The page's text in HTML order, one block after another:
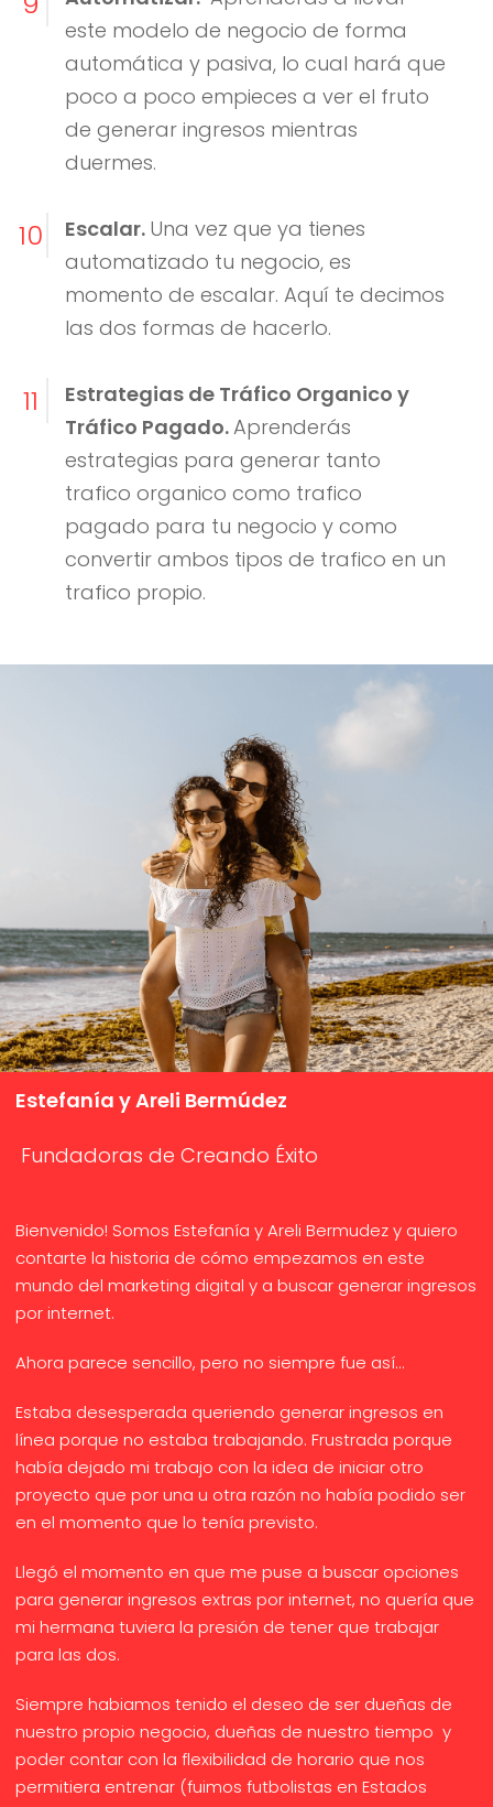
este modelo de negocio de forma
automática y pasiva, lo cual hará que
poco a poco empieces a ver el fruto
de generar ingresos mientras
duermes.
10 Escalar. Una vez que ya tienes
automatizado tu negocio, es
momento de escalar. Aquí te decimos
las dos formas de hacerlo.
11
Estrategias de Tráfico Organico y
Tráfico Pagado.Aprenderás
estrategias para generar tanto
trafico organico como trafico
pagado para tu negocio y como
convertir ambos tipos de trafico en un
trafico propio.
Estefanía y Areli Bermúdez
Fundadoras de Creando Éxito
Bienvenido! Somos Estefanía y Areli Bermudez y quiero
contarte la historia de cómo empezamos en este
mundo del marketing digital y a buscar generar ingresos
por internet.
Ahora parece sencillo, pero no siempre fue así...
Estaba desesperada queriendo generar ingresos en
línea porque no estaba trabajando. Frustrada porque
había dejado mi trabajo con la idea de iniciar otro
proyecto que por una u otra razón no había podido ser
en el momento que lo tenía previsto.
Llegó el momento en que me puse a buscar opciones
para generar ingresos extras por internet, no quería que
mi hermana tuviera la presión de tener que trabajar
para las dos.
Siempre habiamos tenido el deseo de ser dueñas de
nuestro propio negocio, dueñas de nuestro tiempo y
poder contar con la flexibilidad de horario que nos
permitiera entrenar (fuimos futbolistas en Estados